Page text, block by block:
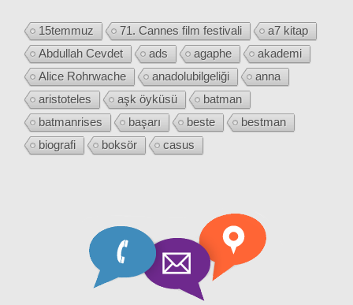
15temmuz 71. Cannes film festivali
a7 kitap
Abdullah Cevdet
ads agaphe
akademi
Alice Rohrwache
anadolubilgeliği
anna
aristoteles
aşk öyküsü
batman
batmanrises
başarı beste
bestman
biografi
boksör casus